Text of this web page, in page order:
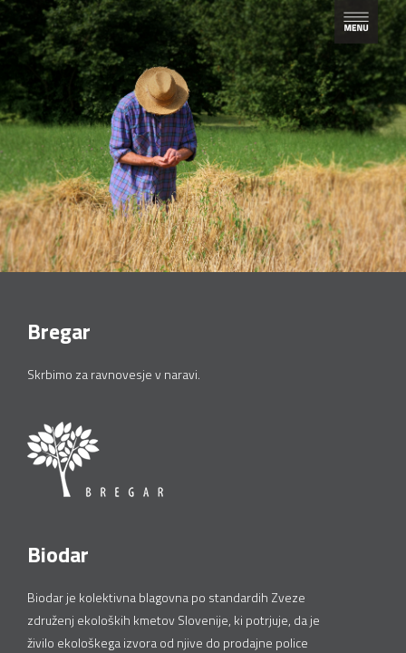
Bregar
Skrbimo za ravnovesje v naravi.
Biodar
Biodar je kolektivna blagovna po standardih Zveze
združenj ekoloških kmetov Slovenije, ki potrjuje, da je
živilo ekološkega izvora od njive do prodajne police